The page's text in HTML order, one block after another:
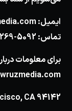
ایمیل:
تماس:5092
برای معلومات
CA 94142